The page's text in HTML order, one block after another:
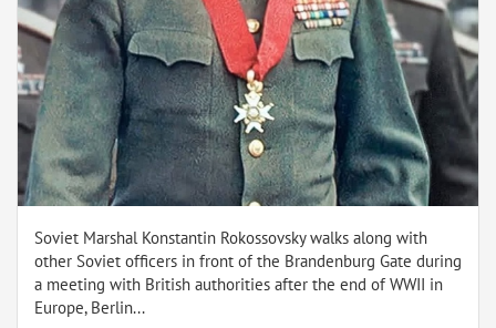
Soviet Marshal Konstantin Rokossovsky walks along with
other Soviet officers in front of the Brandenburg Gate during
a meeting with British authorities after the end of WWII in
Europe, Berlin...